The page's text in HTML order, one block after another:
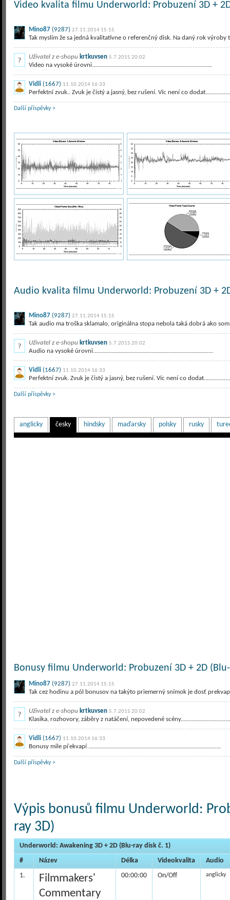
Video kvalita filmu Underworld: Probuzení 3D +
Mino87 (9287) 27.11.2014 15:15
Tak myslím že sa jedná kvalitatívne o referenčný disk. Na daný rok výroby
Uživatel z e-shopu krtkuvsen 5.7.2015 20:02
Video na vysoké úrovni..............................................................................
Vidli (1667) 11.10.2014 16:33
Perfektní zvuk.. Zvuk je čistý a jasný, bez rušení. Víc není co
Další příspěvky >
Audio kvalita filmu Underworld: Probuzení 3D +
Mino87 (9287) 27.11.2014 15:15
Tak audio ma troška sklamalo, originálna stopa nebola taká dobrá ako
Uživatel z e-shopu krtkuvsen 5.7.2015 20:02
Audio na vysoké úrovni..............................................................................
Vidli (1667) 11.10.2014 16:33
Perfektní zvuk. Zvuk je čistý a jasný, bez rušení. Víc není co
Další příspěvky >
anglicky česky hindsky maďarsky polsky rusky
Bonusy filmu Underworld: Probuzení 3D + 2D
Mino87 (9287) 27.11.2014 15:15
Tak cez hodinu a pól bonusov na takýto priemerný snímok je dosť
Uživatel z e-shopu krtkuvsen 5.7.2015 20:02
Klasika, rozhovory, záběry z natáčení, nepovedené
Vidli (1667) 11.10.2014 16:33
Bonusy mile překvapí ......................................................................................
Další příspěvky >
Výpis bonusů filmu Underworld:
ray 3D)
Underworld: Awakening 3D + 2D (Blu-ray disk č. 1)
#
Název Délka Videokvalita
Audio
1.
Filmmakers'
Commentary
00:00:00 On/Off anglicky